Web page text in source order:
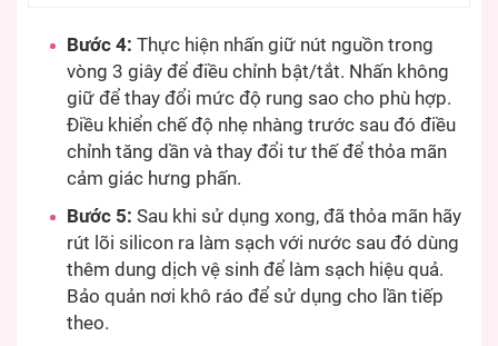
Bước 4: Thực hiện nhấn giữ nút nguồn trong
vòng 3 giây để điều chỉnh bật/tắt. Nhấn không
giữ để thay đổi mức độ rung sao cho phù hợp.
Điều khiển chế độ nhẹ nhàng trước sau đó điều
chỉnh tăng dần và thay đổi tư thế để thỏa mãn
cảm giác hưng phấn.
Bước 5: Sau khi sử dụng xong, đã thỏa mãn hãy
rút lõi silicon ra làm sạch với nước sau đó dùng
thêm dung dịch vệ sinh để làm sạch hiệu quả.
Bảo quản nơi khô ráo để sử dụng cho lần tiếp
theo.